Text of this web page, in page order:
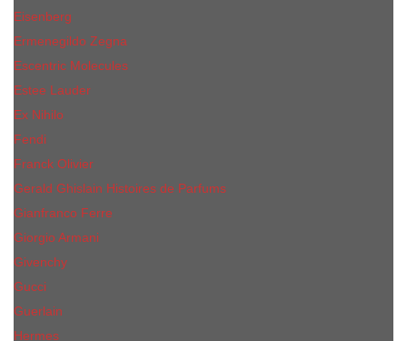
Eisenberg
Ermenegildo Zegna
Escentric Molecules
Еsteе Lаudеr
Ex Nihilo
Fendi
Franck Olivier
Gerald Ghislain Histoires de Parfums
Gianfranco Ferre
Giorgio Armani
Givenchy
Gucci
Guerlain
Hermes